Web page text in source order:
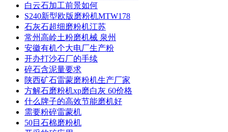
白云石加工前景如何
S240新型欧版磨粉机MTW178
石灰石超细磨粉机江苏
常州高岭土粉磨机械 泉州
安徽有机个大电厂生产粉
开办打沙石厂的手续
碎石含泥量要求
陕西矿石雷蒙磨粉机生产厂家
方解石磨粉机xp磨白灰 60价格
什么牌子的高效节能磨机好
需要粉碎雷蒙机
50目石棉磨粉机